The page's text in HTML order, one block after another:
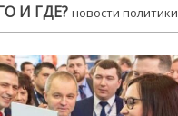
И ГДЕ? новости политики